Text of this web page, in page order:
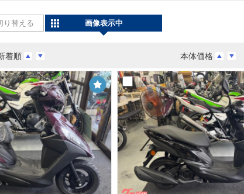
着順 本体価格
り替える 画像表示中